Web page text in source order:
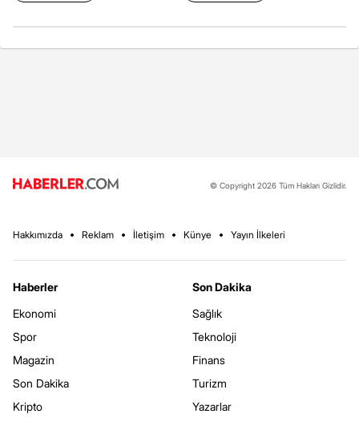
© Copyright 2026 Tüm Hakları Gizlidir.
Hakkımızda Reklam İletişim Künye Yayın İlkeleri
Haberler
Ekonomi
Spor
Magazin
Son Dakika
Kripto
Son Dakika
Sağlık
Teknoloji
Finans
Turizm
Yazarlar